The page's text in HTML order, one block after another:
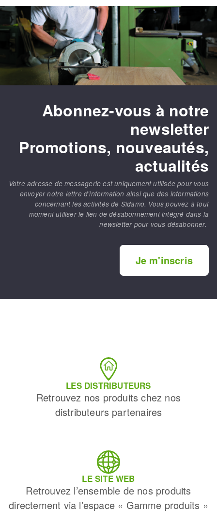
Abonnez-vous à notre
newsletter
Promotions, nouveautés,
actualités
Votre adresse de messagerie est uniquement utilisée pour vous
envoyer notre lettre d’information ainsi que des informations
concernant les activités de Sidamo. Vous pouvez à tout
moment utiliser le lien de désabonnement intégré dans la
newsletter pour vous désabonner.
Je m'inscris
LES DISTRIBUTEURS
Retrouvez nos produits chez nos
distributeurs partenaires
LE SITE WEB
Retrouvez l’ensemble de nos produits
directement via l’espace « Gamme produits »